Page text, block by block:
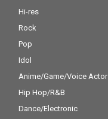
Hi-res
Rock
Pop
Idol
Anime/Game/Voice Actor
Hip Hop/R&B
Dance/Electronic